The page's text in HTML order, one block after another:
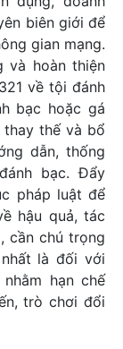
biên giới để
gian mạng.
và hoàn thiện
về tội đánh
bạc hoặc gá
thay thế và bổ
dẫn, thống
bạc. Đẩy
pháp luật để
hậu quả, tác
cần chú trọng
là đối với
hạn chế
trò chơi đổi